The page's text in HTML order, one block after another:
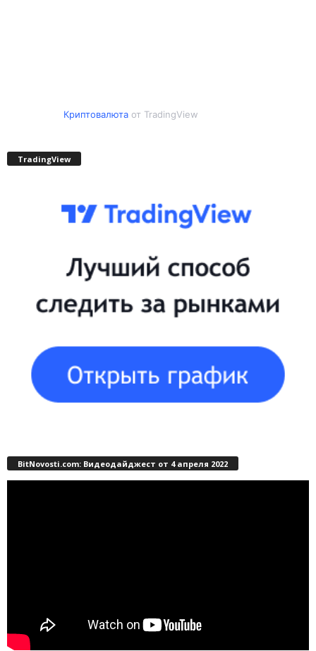
Криптовалютаот TradingView
TradingView
BitNovosti.com: Видеодайджест от 4 апреля 2022